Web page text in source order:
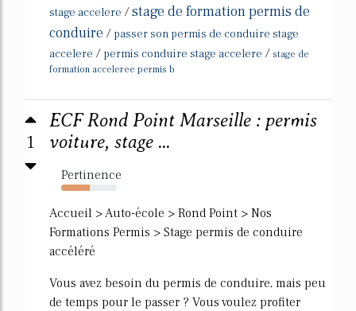
stage accelere /stage de formation permis de
conduire / passer son permis de conduire stage
accelere / permis conduire stage accelere / stage de
formation acceleree permis b
1
ECF Rond Point Marseille : permis
voiture, stage ...
Pertinence
52%
Accueil > Auto-école > Rond Point > Nos
Formations Permis > Stage permis de conduire
accéléré
Vous avez besoin du permis de conduire, mais peu
de temps pour le passer ? Vous voulez profiter